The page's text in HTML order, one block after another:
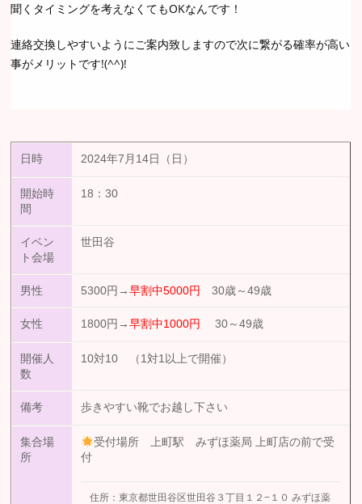
聞くタイミングを考えなくてもOKなんです！
連絡交換しやすいようにご案内致しますので次に繋がる確率が高い
事がメリットです!(^^)!
日時 2024年7月14日（日）
開始時
間
18：30
イベン
ト会場
世田谷
男性 5300円→早割中5000円 30歳～49歳
女性 1800円→早割中1000円 30～49歳
開催人
数
10対10 （1対1以上で開催）
備考 歩きやすい靴でお越し下さい
集合場
所
受付場所 上町駅 みずほ薬局 上町店の前で受
付
住所：東京都世田谷区世田谷３丁目１２−１０ みずほ薬